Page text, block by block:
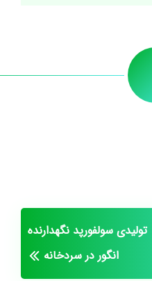
تولیدی سولفورپد نگهدارنده
انگور در سردخانه